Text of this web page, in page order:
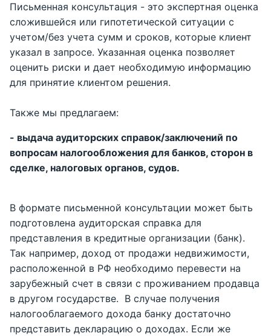
Письменная консультация - это экспертная оценка
сложившейся или гипотетической ситуации с
учетом/без учета сумм и сроков, которые клиент
указал в запросе. Указанная оценка позволяет
оценить риски и дает необходимую информацию
для принятие клиентом решения.
Также мы предлагаем:
- выдача аудиторских справок/заключений по
вопросам налогообложения для банков, сторон в
сделке, налоговых органов, судов.
В формате письменной консультации может быть
подготовлена аудиторская справка для
представления в кредитные организации (банк).
Так например, доход от продажи недвижимости,
расположенной в РФ необходимо перевести на
зарубежный счет в связи с проживанием продавца
в другом государстве. В случае получения
налогооблагаемого дохода банку достаточно
представить декларацию о доходах. Если же